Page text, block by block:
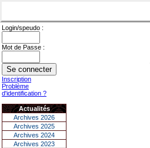
Login/speudo :
Mot de Passe :
Inscription
Problème
d'identification ?
Actualités
Archives 2026
Archives 2025
Archives 2024
Archives 2023